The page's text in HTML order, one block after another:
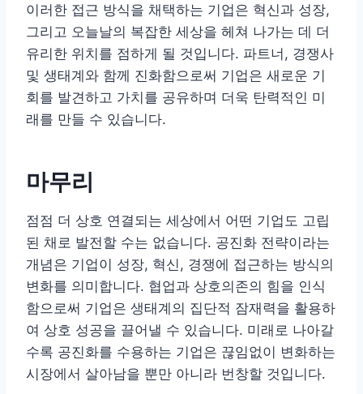
이러한 접근 방식을 채택하는 기업은 혁신과 성장,
그리고 오늘날의 복잡한 세상을 헤쳐 나가는 데 더
유리한 위치를 점하게 될 것입니다. 파트너, 경쟁사
및 생태계와 함께 진화함으로써 기업은 새로운 기
회를 발견하고 가치를 공유하며 더욱 탄력적인 미
래를 만들 수 있습니다.
마무리
점점 더 상호 연결되는 세상에서 어떤 기업도 고립
된 채로 발전할 수는 없습니다. 공진화 전략이라는
개념은 기업이 성장, 혁신, 경쟁에 접근하는 방식의
변화를 의미합니다. 협업과 상호의존의 힘을 인식
함으로써 기업은 생태계의 집단적 잠재력을 활용하
여 상호 성공을 끌어낼 수 있습니다. 미래로 나아갈
수록 공진화를 수용하는 기업은 끊임없이 변화하는
시장에서 살아남을 뿐만 아니라 번창할 것입니다.